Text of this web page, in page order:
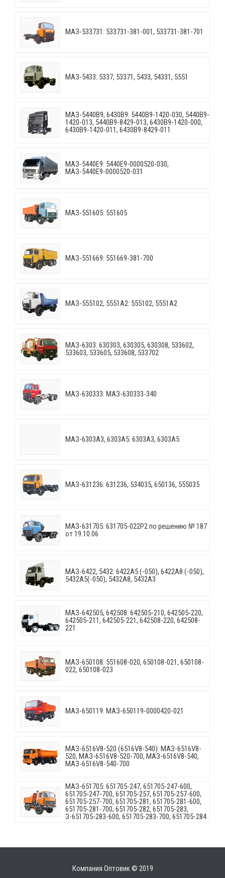
МАЗ-533731: 533731-381-001, 533731-381-701
МАЗ-5433: 5337, 53371, 5433, 54331, 5551
МАЗ-5440B9, 6430B9: 5440B9-1420-030, 5440B9-
1420-013, 5440B9-8429-013, 6430B9-1420-000,
6430B9-1420-011, 6430B9-8429-011
МАЗ-5440E9: 5440E9-0000520-030,
МАЗ-5440E9-0000520-031
МАЗ-551605: 551605
МАЗ-551669: 551669-381-700
МАЗ-555102, 5551А2: 555102, 5551А2
МАЗ-6303: 630303, 630305, 630308, 533602,
533603, 533605, 533608, 533702
МАЗ-630333: МАЗ-630333-340
МАЗ-6303A3, 6303A5: 6303A3, 6303A5
МАЗ-631236: 631236, 534035, 650136, 555035
МАЗ-631705: 631705-022P2 по решению № 187
от 19.10.06
МАЗ-6422, 5432: 6422A5 (-050), 6422A8 (-050),
5432A5(-050), 5432A8, 5432A3
МАЗ-642505, 642508: 642505-210, 642505-220,
642505-211, 642505-221, 642508-220, 642508-
221
МАЗ-650108: 551608-020, 650108-021, 650108-
022, 650108-023
МАЗ-650119: МАЗ-650119-0000420-021
МАЗ-6516V8-520 (6516V8-540): МАЗ-6516V8-
520, МАЗ-6516V8-520-700, МАЗ-6516V8-540,
МАЗ-6516V8-540-700
МАЗ-651705: 651705-247, 651705-247-600,
651705-247-700, 651705-257, 651705-257-600,
651705-257-700, 651705-281, 651705-281-600,
651705-281-700, 651705-282, 651705-283,
З-651705-283-600, 651705-283-700, 651705-284
Компания Оптовик © 2019